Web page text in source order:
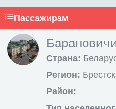
Пассажирам
Барановичи
Страна:
Регион:
Район: